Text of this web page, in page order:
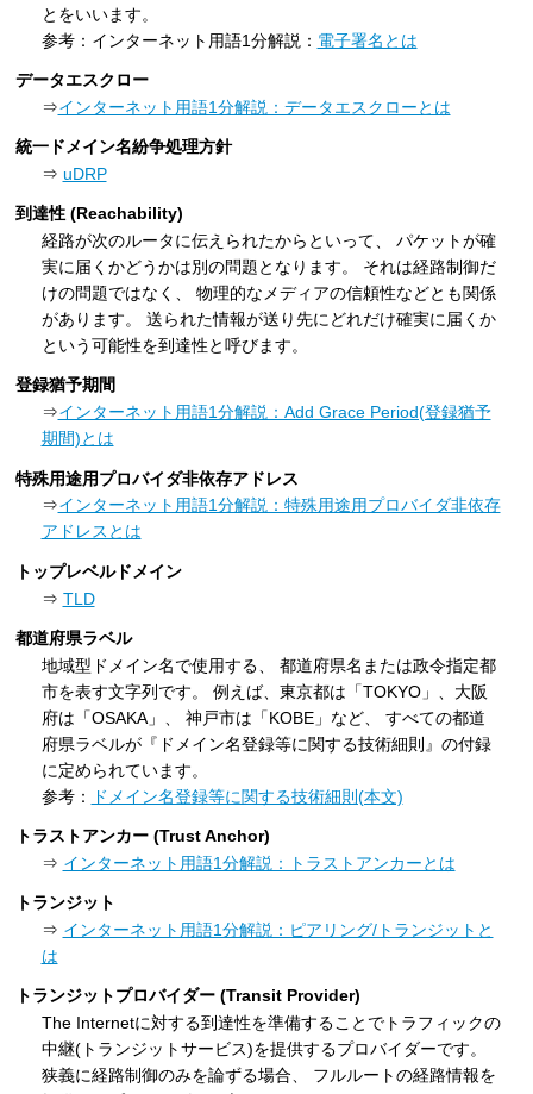
とをいいます。
参考：インターネット用語1分解説： 電子署名とは
データエスクロー
⇒インターネット用語1分解説：データエスクローとは
統一ドメイン名紛争処理方針
⇒ uDRP
到達性 (Reachability)
経路が次のルータに伝えられたからといって、 パケットが確
実に届くかどうかは別の問題となります。 それは経路制御だ
けの問題ではなく、 物理的なメディアの信頼性などとも関係
があります。 送られた情報が送り先にどれだけ確実に届くか
という可能性を到達性と呼びます。
登録猶予期間
⇒インターネット用語1分解説：Add Grace Period(登録猶予
期間)とは
特殊用途用プロバイダ非依存アドレス
⇒インターネット用語1分解説：特殊用途用プロバイダ非依存
アドレスとは
トップレベルドメイン
⇒ TLD
都道府県ラベル
地域型ドメイン名で使用する、 都道府県名または政令指定都
市を表す文字列です。 例えば、東京都は「TOKYO」、大阪
府は「OSAKA」、 神戸市は「KOBE」など、 すべての都道
府県ラベルが『ドメイン名登録等に関する技術細則』の付録
に定められています。
参考：
ドメイン名登録等に関する技術細則(本文)
トラストアンカー (Trust Anchor)
⇒ インターネット用語1分解説：トラストアンカーとは
トランジット
⇒ インターネット用語1分解説：ピアリング/トランジットと
は
トランジットプロバイダー (Transit Provider)
The Internetに対する到達性を準備することでトラフィックの
中継(トランジットサービス)を提供するプロバイダーです。
狭義に経路制御のみを論ずる場合、 フルルートの経路情報を